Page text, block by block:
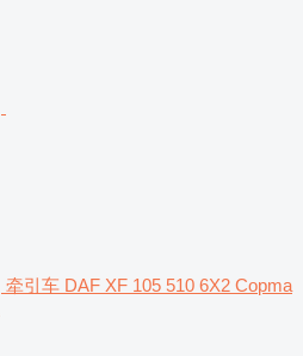
牵引车 DAF XF 105 510 6X2 Copma